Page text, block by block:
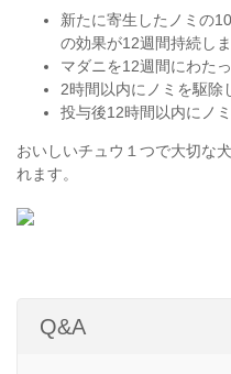
新たに寄生したノミの
の効果が12週間持続し
マダニを12週間にわた
2時間以内にノミを駆除
投与後12時間以内にノ
おいしいチュウ１つで大切な
れます。
Q&A